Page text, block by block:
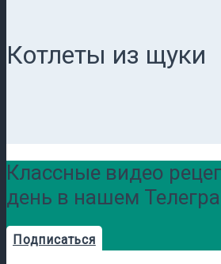
Котлеты из щуки
Классные видео
день в нашем
Подписаться